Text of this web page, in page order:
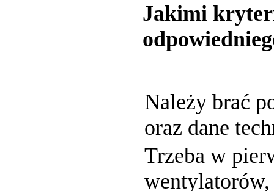
Jakimi
Należy brać
oraz dane
Trzeba w